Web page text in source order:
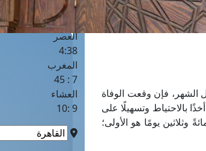
الشهر، فإن وقعت الوفاة
بالاحتياط وتسهيلًا على
وثلاثين يومًا هو الأولى؛
الظهر
العصر
4:38
المغرب
7 : 45
العشاء
9 :10